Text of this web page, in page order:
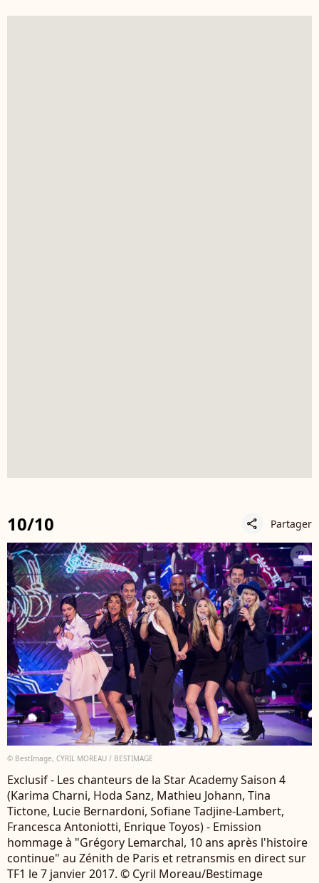
10/10 share Partager
© BestImage, CYRIL MOREAU / BESTIMAGE
Exclusif - Les chanteurs de la Star Academy Saison 4
(Karima Charni, Hoda Sanz, Mathieu Johann, Tina
Tictone, Lucie Bernardoni, Sofiane Tadjine-Lambert,
Francesca Antoniotti, Enrique Toyos) - Emission
hommage à "Grégory Lemarchal, 10 ans après l'histoire
continue" au Zénith de Paris et retransmis en direct sur
TF1 le 7 janvier 2017. © Cyril Moreau/Bestimage